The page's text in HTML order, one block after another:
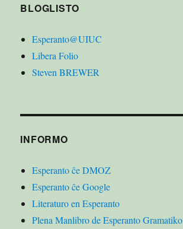
BLOGLISTO
Esperanto@UIUC
Libera Folio
Steven BREWER
INFORMO
Esperanto ĉe DMOZ
Esperanto ĉe Google
Literaturo en Esperanto
Plena Manlibro de Esperanto Gramatiko